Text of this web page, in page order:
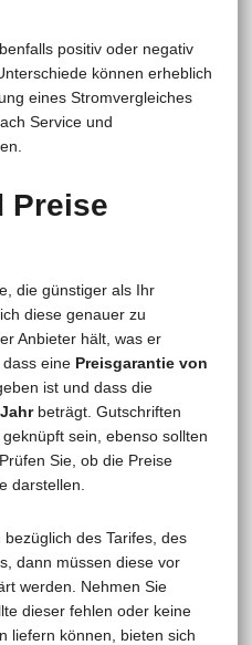
positiv oder negativ
können erheblich
eines Stromvergleiches
Service und
Preise
die günstiger als Ihr
diese genauer zu
Anbieter hält, was er
eine Preisgarantie von
ist und dass die
beträgt. Gutschriften
sein, ebenso sollten
Sie, ob die Preise
darstellen.
des Tarifes, des
dann müssen diese vor
werden. Nehmen Sie
dieser fehlen oder keine
liefern können, bieten sich